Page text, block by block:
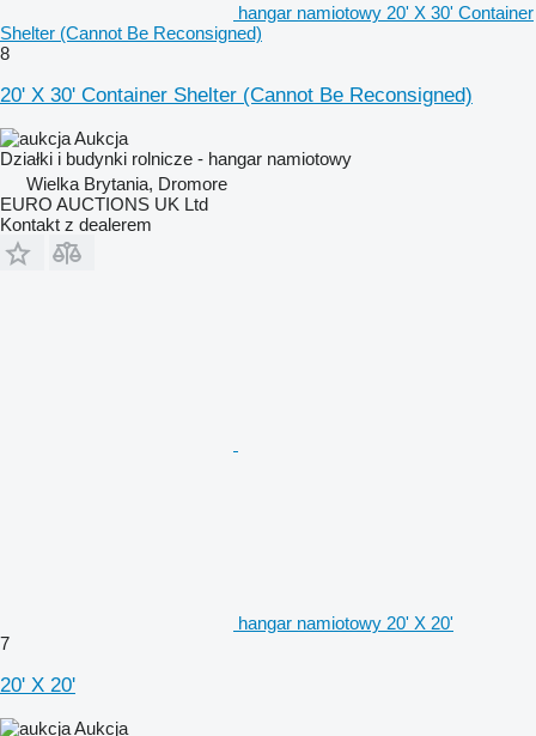
hangar namiotowy 20' X 30' Container
Shelter (Cannot Be Reconsigned)
8
20' X 30' Container Shelter (Cannot Be Reconsigned)
Aukcja
Działki i budynki rolnicze - hangar namiotowy
Wielka Brytania, Dromore
EURO AUCTIONS UK Ltd
Kontakt z dealerem
hangar namiotowy 20' X 20'
7
20' X 20'
Aukcja